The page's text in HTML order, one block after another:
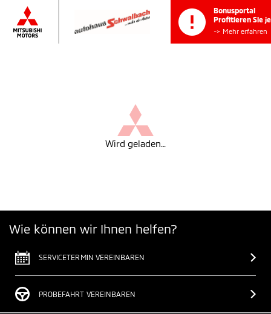
Profitieren
-> Mehr
Wird geladen…
Wie können wir Ihnen helfen?
SERVICETERMIN VEREINBAREN
PROBEFAHRT VEREINBAREN